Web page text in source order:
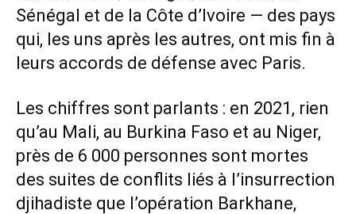
Sénégal et de la Côte d’Ivoire — des pays
qui, les uns après les autres, ont mis fin à
leurs accords de défense avec Paris.
Les chiffres sont parlants : en 2021, rien
qu’au Mali, au Burkina Faso et au Niger,
près de 6 000 personnes sont mortes
des suites de conflits liés à l’insurrection
djihadiste que l’opération Barkhane,